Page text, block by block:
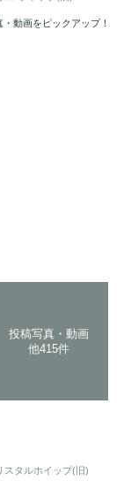
動画をピックアップ！
投稿写真・動画
他415件
スタルホイップ(旧)